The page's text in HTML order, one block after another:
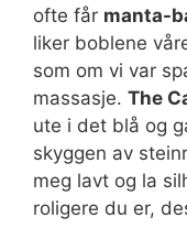
ofte får manta-
liker boblene
som om vi var
massasje. The
ute i det blå og
skyggen av
meg lavt og la
roligere du er,